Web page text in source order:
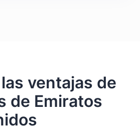
ventajas de
de Emiratos